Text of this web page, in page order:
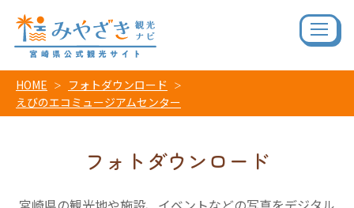
HOME
フォトダウンロード
えびのエコミュージアムセンター
フォトダウンロード